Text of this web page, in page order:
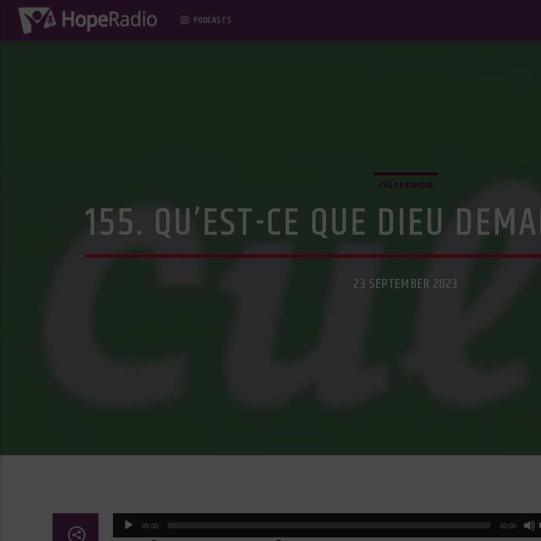
PODCASTS
CULTE ESPOIR
155. QU’EST-CE QUE DIEU
23 SEPTEMBER 2023
Lecteur00:00 00:00